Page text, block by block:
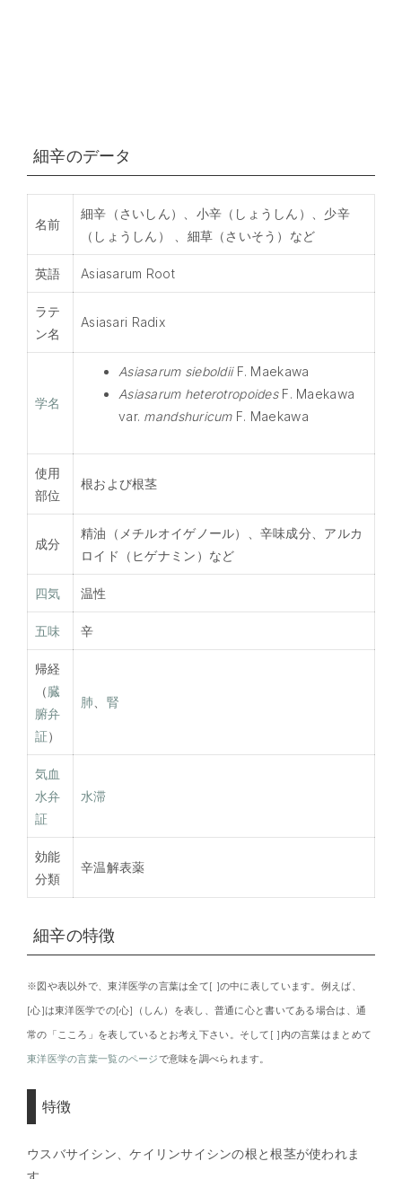
細辛のデータ
名前
細辛（さいしん）、小辛（しょうしん）、少辛
（しょうしん） 、細草（さいそう）など
英語 Asiasarum Root
ラテ
ン名
Asiasari Radix
学名
Asiasarum sieboldiiF. Maekawa
Asiasarum heterotropoidesF. Maekawa
var. mandshuricumF. Maekawa
使用
部位
根および根茎
成分
精油（メチルオイゲノール）、辛味成分、アルカ
ロイド（ヒゲナミン）など
四気 温性
五味 辛
帰経
（臓
腑弁
証）
肺 腎
気血
水弁
証
水滞
効能
分類
辛温解表薬
細辛の特徴
※図や表以外で、東洋医学の言葉は全て[ ]の中に表しています。例えば、
[心]は東洋医学での[心]（しん）を表し、普通に心と書いてある場合は、通
常の「こころ」を表しているとお考え下さい。そして[ ]内の言葉はまとめて
東洋医学の言葉一覧のページで意味を調べられます。
特徴
ウスバサイシン、ケイリンサイシンの根と根茎が使われま
す。